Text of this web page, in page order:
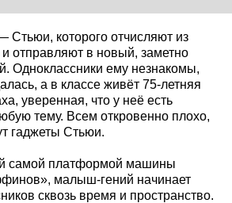
Стьюи, которого отчисляют из
и отправляют в новый, заметно
Одноклассники ему незнакомы,
а в классе живёт 75-летняя
уверенная, что у неё есть
тему. Всем откровенно плохо,
гаджеты Стьюи.
самой платформой машины
малыш-гений начинает
сквозь время и пространство.